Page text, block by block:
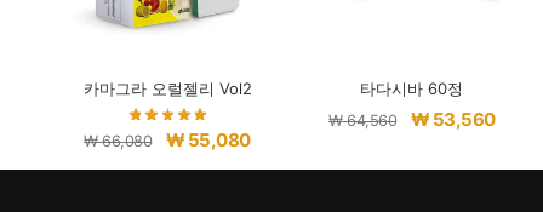
카마그라 오럴젤리 Vol2
₩66,080
원
래
₩ 55,080현
재
타다시바 60정
₩64,560
원
가
₩ 53,560현
가